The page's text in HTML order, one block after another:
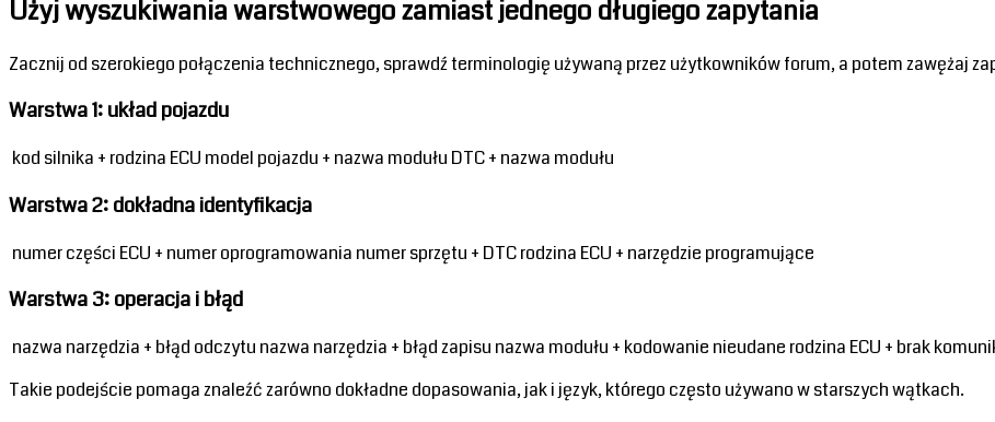
Użyj wyszukiwania warstwowego zamiast jednego długiego zapytania
Zacznij od szerokiego połączenia technicznego, sprawdź terminologię używaną przez użytkowników forum, a potem zawężaj
Warstwa 1: układ pojazdu
kod silnika + rodzina ECU model pojazdu + nazwa modułu DTC + nazwa modułu
Warstwa 2: dokładna identyfikacja
numer części ECU + numer oprogramowania numer sprzętu + DTC rodzina ECU + narzędzie programujące
Warstwa 3: operacja i błąd
nazwa narzędzia + błąd odczytu nazwa narzędzia + błąd zapisu nazwa modułu + kodowanie nieudane rodzina ECU + brak
Takie podejście pomaga znaleźć zarówno dokładne dopasowania, jak i język, którego często używano w starszych wątkach.